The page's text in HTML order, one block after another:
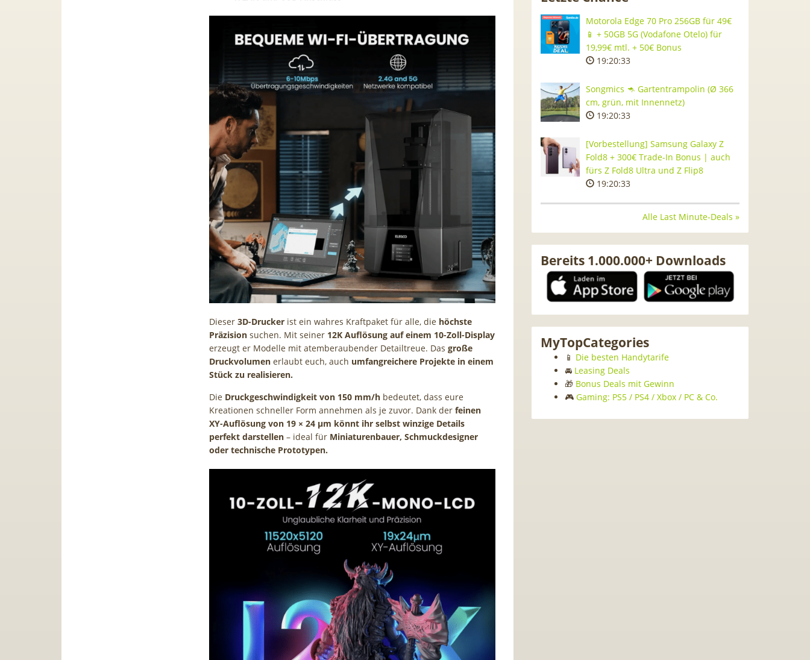
Dieser 3D-Drucker ist ein wahres Kraftpaket für alle, die höchste
Präzision suchen. Mit seiner 12K Auflösung auf einem 10-Zoll-Display
erzeugt er Modelle mit atemberaubender Detailtreue. Das große
Druckvolumen erlaubt euch, auch umfangreichere Projekte in einem
Stück zu realisieren.
Die Druckgeschwindigkeit von 150 mm/h bedeutet, dass eure
Kreationen schneller Form annehmen als je zuvor. Dank der feinen
XY-Auflösung von 19 × 24 µm könnt ihr selbst winzige Details
perfekt darstellen – ideal für Miniaturenbauer, Schmuckdesigner
oder technische Prototypen.
Motorola Edge 70 Pro 256GB für 49€
📱 + 50GB 5G (Vodafone Otelo) für
19,99€ mtl. + 50€ Bonus
19:20:32
Songmics 🦘 Gartentrampolin (Ø 366
cm, grün, mit Innennetz)
19:20:32
[Vorbestellung] Samsung Galaxy Z
Fold8 + 300€ Trade-In Bonus | auch
fürs Z Fold8 Ultra und Z Flip8
19:20:32
Alle Last Minute-Deals »
Bereits 1.000.000+ Downloads
MyTopCategories
📱 Die besten Handytarife
🚘 Leasing Deals
🎁 Bonus Deals mit Gewinn
🎮 Gaming: PS5 / PS4 / Xbox / PC & Co.